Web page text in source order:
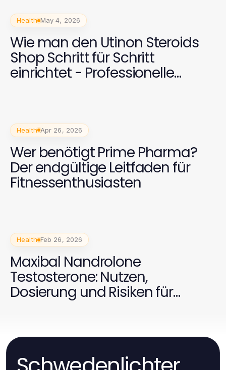
Health May 4, 2026
Wie man den Utinon Steroids
Shop Schritt für Schritt
einrichtet - Professionelle
Health Apr 26, 2026
Wer benötigt Prime Pharma?
Der endgültige Leitfaden für
Fitnessenthusiasten
Health Feb 26, 2026
Maxibal Nandrolone
Testosterone: Nutzen,
Dosierung und Risiken für